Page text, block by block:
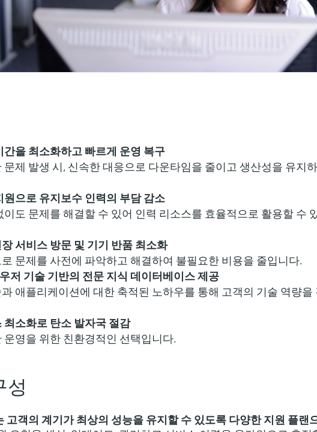
간을 최소화하고 빠르게 운영 복구
문제 발생 시, 신속한 대응으로 다운타임을 줄이고 생산성을 유지
원으로 유지보수 인력의 부담 감소
이도 문제를 해결할 수 있어 인력 리소스를 효율적으로 활용할 수
서비스 방문 및 기기 반품 최소화
문제를 사전에 파악하고 해결하여 불필요한 비용을 줄입니다.
저 기술 기반의 전문 지식 데이터베이스 제공
애플리케이션에 대한 축적된 노하우를 통해 고객의 기술 역량을
최소화로 탄소 발자국 절감
운영을 위한 친환경적인 선택입니다.
성
고객의 계기가 최상의 성능을 유지할 수 있도록 다양한 지원 플랜